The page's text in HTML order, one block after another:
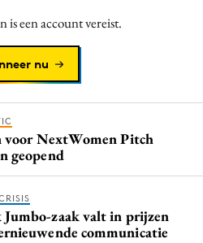
is een account vereist.
nu
voor NextWomen Pitch
geopend
Jumbo-zaak valt in prijzen
communicatie